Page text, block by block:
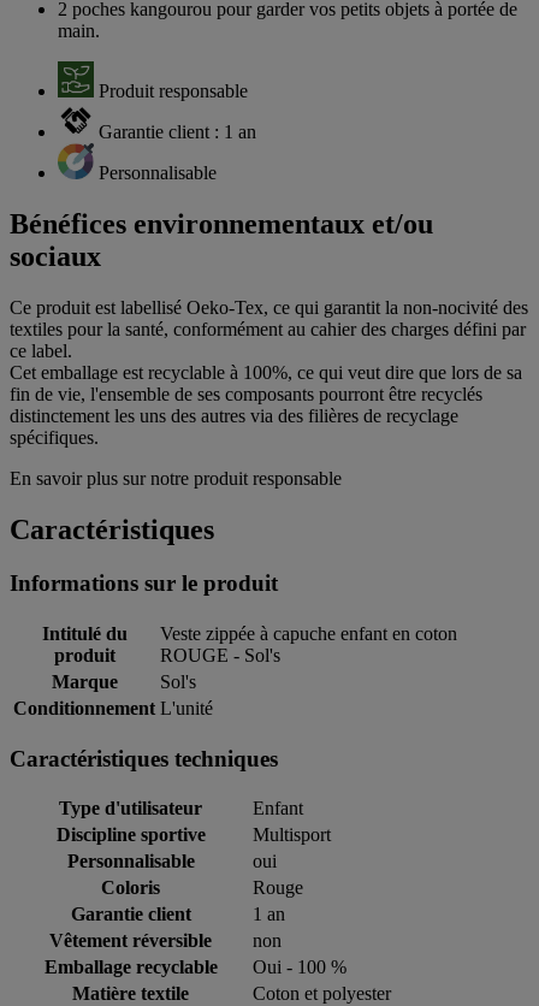
2 poches kangourou pour garder vos petits objets à portée de
main.
Produit responsable
Garantie client : 1 an
Personnalisable
Bénéfices environnementaux et/ou
sociaux
Ce produit est labellisé Oeko-Tex, ce qui garantit la non-nocivité des
textiles pour la santé, conformément au cahier des charges défini par
ce label.
Cet emballage est recyclable à 100%, ce qui veut dire que lors de sa
fin de vie, l'ensemble de ses composants pourront être recyclés
distinctement les uns des autres via des filières de recyclage
spécifiques.
En savoir plus sur notre produit responsable
Caractéristiques
Informations sur le produit
Intitulé du
produit
Veste zippée à capuche enfant en coton
ROUGE - Sol's
Marque
Sol's
Conditionnement L'unité
Caractéristiques techniques
Type d'utilisateur
Enfant
Discipline sportive
Multisport
Personnalisable
oui
Coloris
Rouge
Garantie client
1 an
Vêtement réversible
non
Emballage recyclable
Oui - 100 %
Matière textile
Coton et polyester